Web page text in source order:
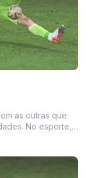
as outras que
No esporte,